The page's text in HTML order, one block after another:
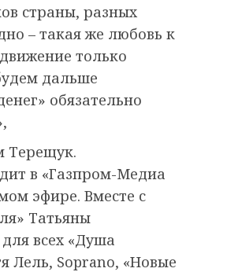
страны, разных
– такая же любовь к
только
дальше
обязательно
Терещук.
в «Газпром-Медиа
эфире. Вместе с
Татьяны
всех «Душа
Лель, Soprano, «Новые